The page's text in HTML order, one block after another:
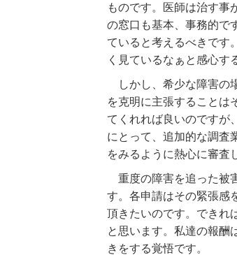
ものです。医師は治す事
の窓口も基本、事務的で
ていると考えるべきです
く見ているなぁと感心す
しかし、希少な障害の
を克明に主張することは
てくれれば良いのですが
にとって、追加的な調査
をみるように熱心に審査
重度の障害を追った被
す。各申請はその緊張感
頂きたいのです。できれ
と思います。私達の報酬
きをする覚悟です。